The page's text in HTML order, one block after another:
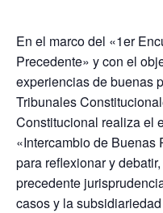
En el marco del «1er
Precedente» y con el
experiencias de buenas
Tribunales
Constitucional realiza el
«Intercambio de Buenas
para reflexionar y
precedente
casos y la